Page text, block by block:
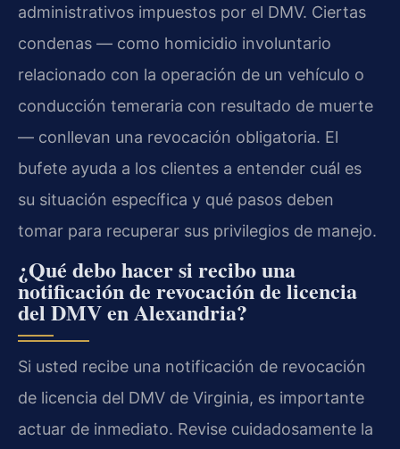
administrativos impuestos por el DMV. Ciertas
condenas — como homicidio involuntario
relacionado con la operación de un vehículo o
conducción temeraria con resultado de muerte
— conllevan una revocación obligatoria. El
bufete ayuda a los clientes a entender cuál es
su situación específica y qué pasos deben
tomar para recuperar sus privilegios de manejo.
¿Qué debo hacer si recibo una
notificación de revocación de licencia
del DMV en Alexandria?
Si usted recibe una notificación de revocación
de licencia del DMV de Virginia, es importante
actuar de inmediato. Revise cuidadosamente la